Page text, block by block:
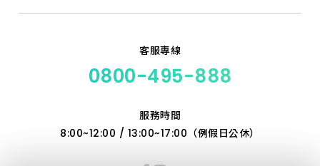
客服專線
0800-495-888
服務時間
8:00~12:00 / 13:00~17:00（例假日公休）